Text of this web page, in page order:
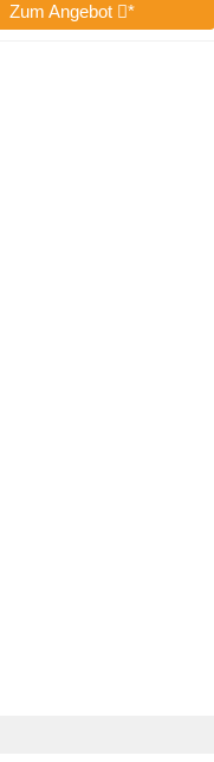
Zum Angebot *